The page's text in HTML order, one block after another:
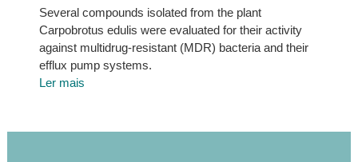
Several compounds isolated from the plant
Carpobrotus edulis were evaluated for their activity
against multidrug-resistant (MDR) bacteria and their
efflux pump systems.
Ler mais